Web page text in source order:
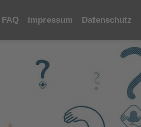
FAQ Impressum Datenschutz